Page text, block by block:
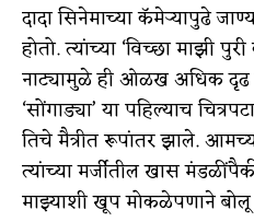
दादा सिनेमाच्या कॅमेऱ्यापुढे
होतो. त्यांच्या ‘विच्छा माझी
नाट्यामुळे ही ओळख अधिक दृढ
‘सोंगाड्या’ या पहिल्याच
तिचे मैत्रीत रूपांतर झाले.
त्यांच्या मर्जीतील खास
माझ्याशी खूप मोकळेपणाने